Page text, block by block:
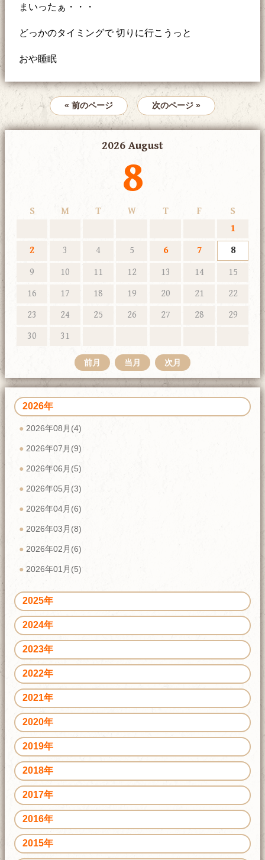
まいったぁ・・・
どっかのタイミングで 切りに行こうっと
おや睡眠
« 前のページ 次のページ »
2026 August
8
S M T W T F
S
1
2
3 4 5 6 7
8
9
10 11 12 13 14
15
16
17 18 19 20 21
22
23
24 25 26 27 28
29
30
31
前月 当月 次月
2026年
2026年08月(4)
2026年07月(9)
2026年06月(5)
2026年05月(3)
2026年04月(6)
2026年03月(8)
2026年02月(6)
2026年01月(5)
2025年
2024年
2023年
2022年
2021年
2020年
2019年
2018年
2017年
2016年
2015年